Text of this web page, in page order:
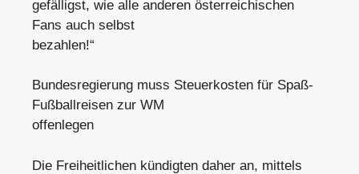
gefälligst, wie alle anderen österreichischen
Fans auch selbst
bezahlen!“
Bundesregierung muss Steuerkosten für Spaß-
Fußballreisen zur WM
offenlegen
Die Freiheitlichen kündigten daher an, mittels